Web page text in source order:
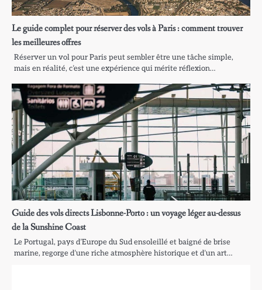
Le guide complet pour réserver des vols à Paris : comment trouver
les meilleures offres
Réserver un vol pour Paris peut sembler être une tâche simple,
mais en réalité, c’est une expérience qui mérite réflexion…
Guide des vols directs Lisbonne-Porto : un voyage léger au-dessus
de la Sunshine Coast
Le Portugal, pays d’Europe du Sud ensoleillé et baigné de brise
marine, regorge d’une riche atmosphère historique et d’un art…